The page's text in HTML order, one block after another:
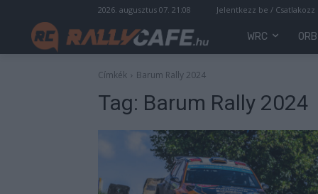
2026. augusztus 07. 21:08 Jelentkezz be / Csatlakozz
WRC ORB
Címkék Barum Rally 2024
Tag: Barum Rally 2024